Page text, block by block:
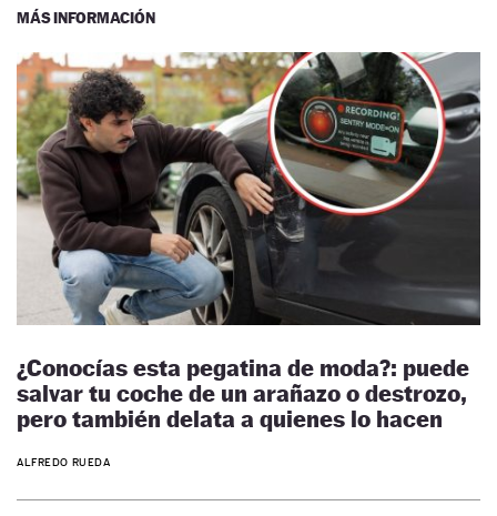
MÁS INFORMACIÓN
¿Conocías esta pegatina de moda?: puede
salvar tu coche de un arañazo o destrozo,
pero también delata a quienes lo hacen
ALFREDO RUEDA